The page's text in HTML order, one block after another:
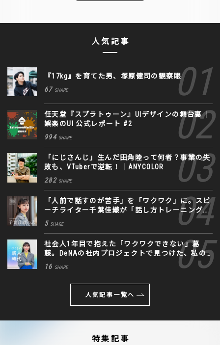
人気記事
『17kg』を育てた男、塚原健司の観察眼
67 SHARE
任天堂『スプラトゥーン』UIデザインの舞台裏｜
娯楽のUI 公式レポート #2
994 SHARE
「にじさんじ」生んだ田角陸って何者？事業の失
敗も、VTuberで逆転！｜ANYCOLOR
282 SHARE
「人前で話すのが苦手」を「ワクワク」に。スピ
ーチライター千葉佳織が「話し方トレーニング」
に込めた思い
5 SHARE
社会人1年目で抱えた「ワクワクできない」葛
藤。DeNAの社内プロジェクトで見つけた、私の
生きる道
16 SHARE
人気記事一覧へ
特集記事